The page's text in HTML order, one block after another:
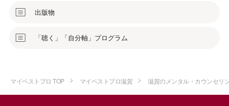
出版物
「聴く」「自分軸」プログラム
マイベストプロ TOP マイベストプロ滋賀 滋賀のメンタル・カウンセリ